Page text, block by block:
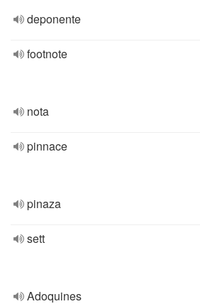
deponente
footnote
nota
pinnace
pinaza
sett
Adoquines